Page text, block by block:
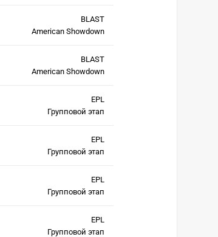
BLAST
American Showdown
BLAST
American Showdown
EPL
Групповой этап
EPL
Групповой этап
EPL
Групповой этап
EPL
Групповой этап